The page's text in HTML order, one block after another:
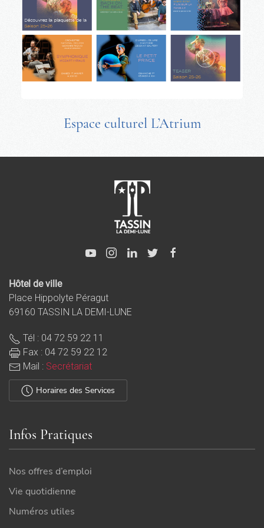
Bel été à Tassin la Demi-Lune ! ☀
Chaque mercredi à 19h, un spectacle ouvert à tous animera la soirée.
Lire plus
Espace culturel L’Atrium
Hôtel de ville
Place Hippolyte Péragut
69160 TASSIN LA DEMI-LUNE
Tél : 04 72 59 22 11
Fax : 04 72 59 22 12
Mail : Secrétariat
Horaires des Services
Infos Pratiques
Nos offres d’emploi
Vie quotidienne
Numéros utiles